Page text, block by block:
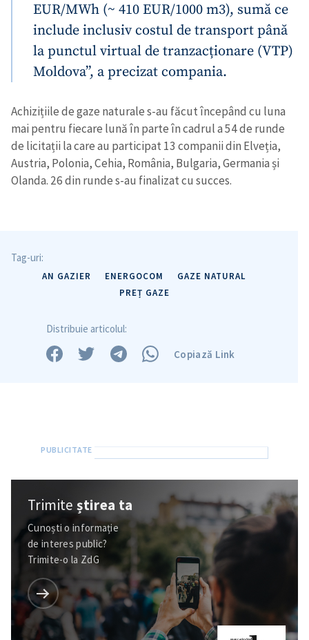
EUR/MWh (~ 410 EUR/1000 m3), sumă ce
include inclusiv costul de transport până
la punctul virtual de tranzacționare (VTP)
Moldova”, a precizat compania.
Achizițiile de gaze naturale s-au făcut începând cu luna
mai pentru fiecare lună în parte în cadrul a 54 de runde
de licitații la care au participat 13 companii din Elveția,
Austria, Polonia, Cehia, România, Bulgaria, Germania și
Olanda. 26 din runde s-au finalizat cu succes.
Tag-uri:
AN GAZIER ENERGOCOM
GAZE NATURAL
PREȚ GAZE
Distribuie articolul:
Copiază Link
Trimiteștirea ta
Cunoști o informație
de interes public?
Trimite-o la ZdG